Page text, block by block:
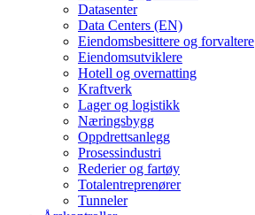
Datasenter
Data Centers (EN)
Eiendomsbesittere og forvaltere
Eiendomsutviklere
Hotell og overnatting
Kraftverk
Lager og logistikk
Næringsbygg
Oppdrettsanlegg
Prosessindustri
Rederier og fartøy
Totalentreprenører
Tunneler